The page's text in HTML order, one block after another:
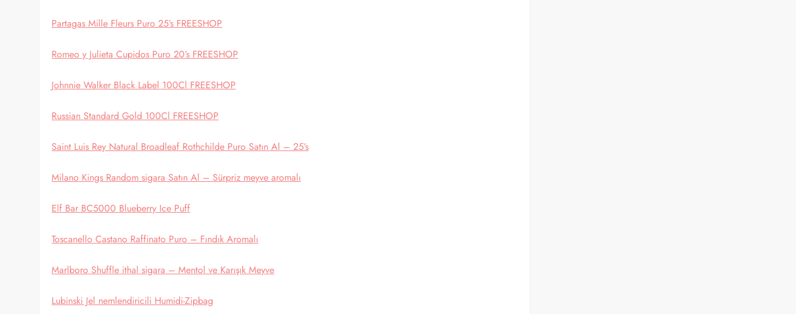
Partagas Mille Fleurs Puro 25’s FREESHOP
Romeo y Julieta Cupidos Puro 20’s FREESHOP
Johnnie Walker Black Label 100Cl FREESHOP
Russian Standard Gold 100Cl FREESHOP
Saint Luis Rey Natural Broadleaf Rothchilde Puro Satın Al – 25’s
Milano Kings Random sigara Satın Al – Sürpriz meyve aromalı
Elf Bar BC5000 Blueberry Ice Puff
Toscanello Castano Raffinato Puro – Fındık Aromalı
Marlboro Shuffle ithal sigara – Mentol ve Karışık Meyve
Lubinski Jel nemlendiricili Humidi-Zipbag